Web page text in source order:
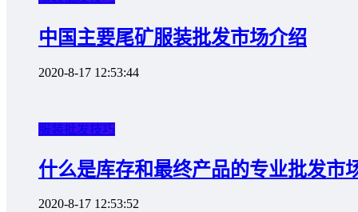
中国主要尾矿服装批发市场介绍
2020-8-17 12:53:44
服装批发技巧
什么是库存和最终产品的专业批发市
2020-8-17 12:53:52